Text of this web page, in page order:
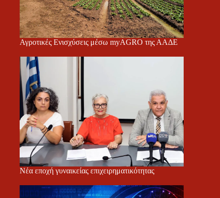
Αγροτικές Ενισχύσεις μέσω myAGRO της ΑΑΔΕ
Νέα εποχή γυναικείας επιχειρηματικότητας